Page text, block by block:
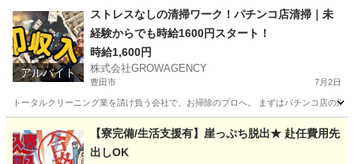
イベントスタッフ スタッフ
アルバイト
ストレスなしの清掃ワーク！パチンコ店清掃｜未
経験からでも時給1600円スタート！
時給1,600円
株式会社GROWAGENCY
豊田市 7月2日
トータルクリーニング業を請け負う会社で、お掃除のプロへ。 まずはパチンコ店の
清掃 時給
【寮完備/生活支援有】崖っぷち脱出★ 赴任費用先
出しOK